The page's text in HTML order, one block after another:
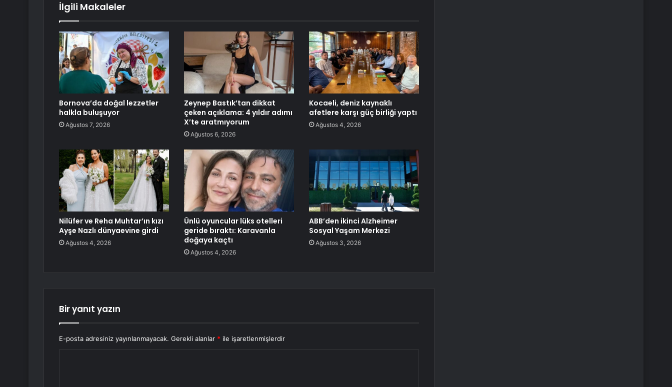
İlgili Makaleler
Bornova’da doğal lezzetler
halkla buluşuyor
Ağustos 7, 2026
Zeynep Bastık’tan dikkat
çeken açıklama: 4 yıldır adımı
X’te aratmıyorum
Ağustos 6, 2026
Kocaeli, deniz kaynaklı
afetlere karşı güç birliği yaptı
Ağustos 4, 2026
Nilüfer ve Reha Muhtar’ın kızı
Ayşe Nazlı dünyaevine girdi
Ağustos 4, 2026
Ünlü oyuncular lüks otelleri
geride bıraktı: Karavanla
doğaya kaçtı
Ağustos 4, 2026
ABB’den ikinci Alzheimer
Sosyal Yaşam Merkezi
Ağustos 3, 2026
Bir yanıt yazın
E-posta adresiniz yayınlanmayacak. Gerekli alanlar * ile işaretlenmişlerdir